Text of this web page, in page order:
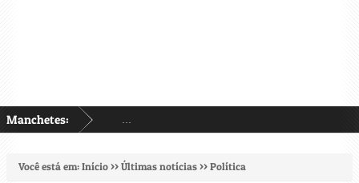
Manchetes:
Você está em:Início>>Últimas notícias>>Política